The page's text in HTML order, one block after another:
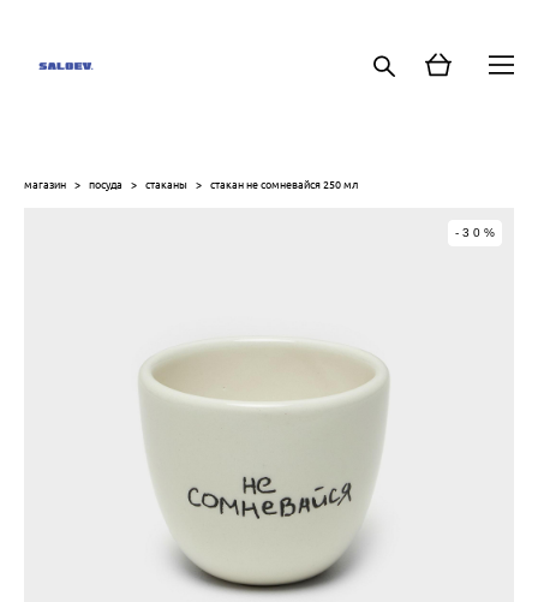
магазин > посуда > стаканы > стакан не сомневайся 250 мл
-30%